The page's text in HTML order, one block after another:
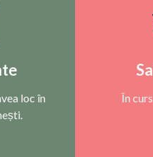
loc în
În